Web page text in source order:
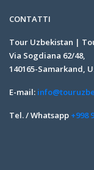
CONTATTI
Tour Uzbekistan |
Via Sogdiana 62/48,
140165-Samarkand,
E-mail:
Tel. / Whatsapp +998